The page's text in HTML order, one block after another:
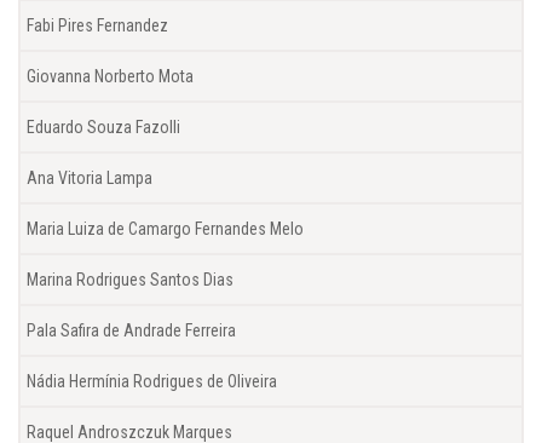
Fabi Pires Fernandez
Giovanna Norberto Mota
Eduardo Souza Fazolli
Ana Vitoria Lampa
Maria Luiza de Camargo Fernandes Melo
Marina Rodrigues Santos Dias
Pala Safira de Andrade Ferreira
Nádia Hermínia Rodrigues de Oliveira
Raquel Androszczuk Marques